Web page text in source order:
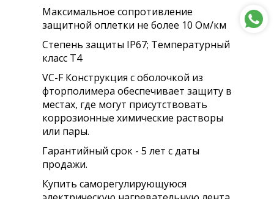
Максимальное сопротивление
защитной оплетки не более 10 Ом/км
Степень защиты IP67; Температурный
класс Т4
VC-F Конструкция с оболочкой из
фторполимера обеспечивает защиту в
местах, где могут присутствовать
коррозионные химические растворы
или пары.
Гарантийный срок - 5 лет с даты
продажи.
Купить саморегулирующуюся